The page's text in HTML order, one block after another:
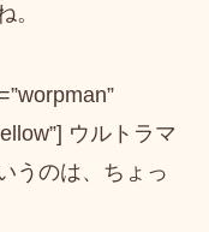
。
ウルトラマ
うのは、ちょっ